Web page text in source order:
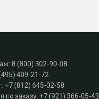
8 (800) 302-90-08
409-21-72
+7 (812) 645-02-58
по заказу: +7 (921) 366-05-43